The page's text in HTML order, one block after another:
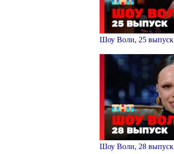
Шоу Воли, 25 выпуск
Шоу Воли, 28 выпуск